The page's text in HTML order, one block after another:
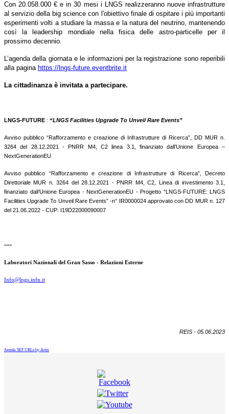
Con 20.058.000 € e in 30 mesi i LNGS realizzeranno nuove infrastrutture
al servizio della big science con l'obiettivo finale di ospitare i più importanti
esperimenti volti a studiare la massa e la natura del neutrino, mantenendo
così la leadership mondiale nella fisica delle astro-particelle per il
prossimo decennio.
L’agenda della giornata e le informazioni per la registrazione sono reperibili
alla pagina https://lngs-future.eventbrite.it
La cittadinanza è invitata a partecipare.
LNGS-FUTURE : “LNGS Facilities Upgrade To Unveil Rare Events”
Avviso pubblico “Rafforzamento e creazione di Infrastrutture di Ricerca”, DD MUR n.
3264 del 28.12.2021 - PNRR M4, C2 linea 3.1, finanziato dall’Unione Europea –
NextGenerationEU
Avviso pubblico “Rafforzamento e creazione di Infrastrutture di Ricerca”, Decreto
Direttoriale MUR n. 3264 del 28.12.2021 - PNRR M4, C2, Linea di investimento 3.1,
finanziato dall’Unione Europea - NextGenerationEU - Progetto “LNGS-FUTURE: LNGS
Facilities Upgrade To Unveil Rare Events” -n° IR0000024 approvato con DD MUR n. 127
del 21.06.2022 - CUP: I19D22000090007
---
Laboratori Nazionali del Gran Sasso - Relazioni Esterne
Info@lngs.infn.it
REIS - 05.06.2023
Joomla SEF URLs by Artio